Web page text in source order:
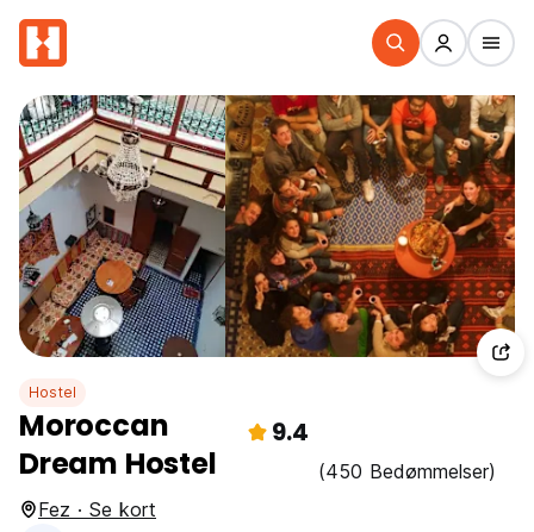
Hostel
Moroccan
Dream Hostel
9.4
(450 Bedømmelser)
Fez · Se kort